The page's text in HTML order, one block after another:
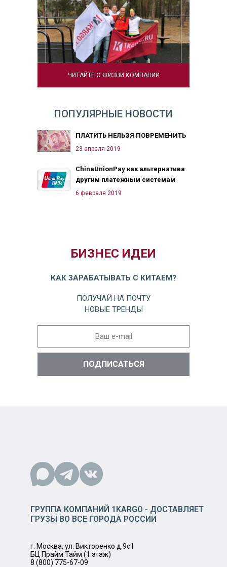
ЧИТАЙТЕ О ЖИЗНИ КОМПАНИИ
ПОПУЛЯРНЫЕ НОВОСТИ
ПЛАТИТЬ НЕЛЬЗЯ ПОВРЕМЕНИТЬ
23 апреля 2019
ChinaUnionPay как альтернатива
другим платежным системам
6 февраля 2019
БИЗНЕС ИДЕИ
КАК ЗАРАБАТЫВАТЬ С КИТАЕМ?
ПОЛУЧАЙ НА ПОЧТУ
НОВЫЕ ТРЕНДЫ
ГРУППА КОМПАНИЙ 1KARGO - ДОСТАВЛЯЕТ
ГРУЗЫ ВО ВСЕ ГОРОДА РОССИИ
г. Москва, ул. Викторенко д.9с1
БЦ Прайм Тайм (1 этаж)
8 (800) 775-67-09